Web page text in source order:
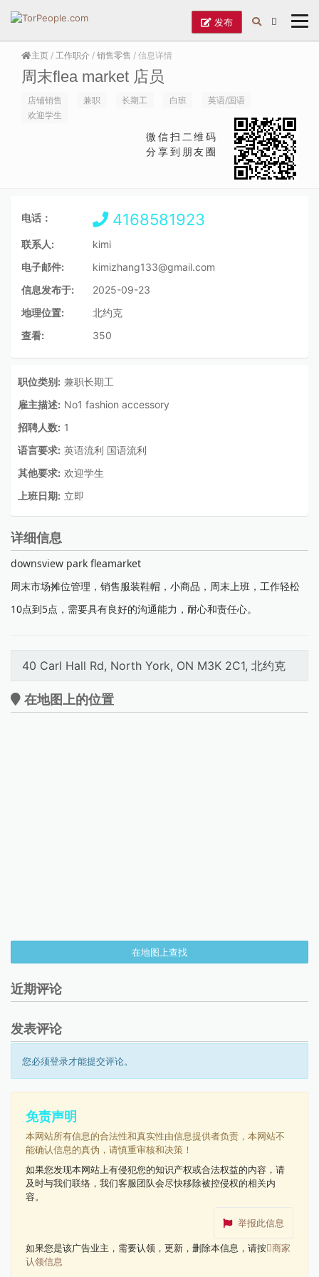
发布
主页 / 工作职介 / 销售零售 / 信息详情
周末flea market 店员
店铺销售 兼职 长期工 白班
英语/国语
欢迎学生
微信扫二维码
分享到朋友圈
电话： 4168581923
联系人:
kimi
电子邮件:
kimizhang133@gmail.com
信息发布于:
2025-09-23
地理位置:
北约克
查看:
350
职位类别: 兼职长期工
雇主描述: No1 fashion accessory
招聘人数: 1
语言要求: 英语流利 国语流利
其他要求: 欢迎学生
上班日期: 立即
详细信息
downsview park fleamarket
周末市场摊位管理，销售服装鞋帽，小商品，周末上班，工作轻松
10点到5点，需要具有良好的沟通能力，耐心和责任心。
40 Carl Hall Rd, North York, ON M3K 2C1, 北约克
在地图上的位置
在地图上查找
近期评论
发表评论
您必须登录才能提交评论。
免责声明
本网站所有信息的合法性和真实性由信息提供者负责，本网站不
能确认信息的真伪，请慎重审核和决策！
如果您发现本网站上有侵犯您的知识产权或合法权益的内容，请
及时与我们联络，我们客服团队会尽快移除被控侵权的相关内
容。
举报此信息
如果您是该广告业主，需要认领，更新，删除本信息，请按 商家
认领信息